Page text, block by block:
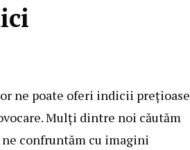
ne poate oferi indicii prețioase
Mulți dintre noi căutăm
ne confruntăm cu imagini